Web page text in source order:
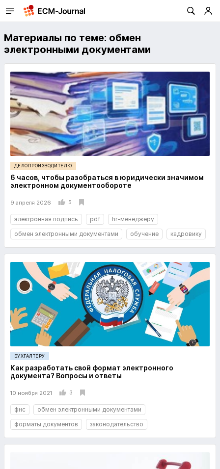
Материалы по теме: обмен
электронными документами
ДЕЛОПРОИЗВОДИТЕЛЮ
6 часов, чтобы разобраться в юридически значимом
электронном документообороте
9 апреля 2026 5
электронная подпись pdf
hr-менеджеру
обмен электронными документами
обучение кадровику
БУХГАЛТЕРУ
Как разработать свой формат электронного
документа? Вопросы и ответы
10 ноября 2021 3
фнс
обмен электронными документами
форматы документов
законодательство